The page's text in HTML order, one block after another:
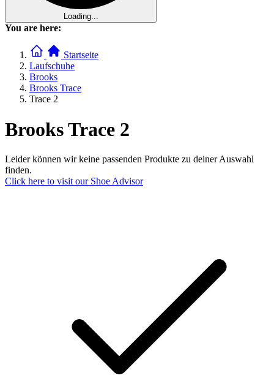
Loading...
You are here:
Startseite
Laufschuhe
Brooks
Brooks Trace
Trace 2
Brooks Trace 2
Leider können wir keine passenden Produkte zu deiner Auswahl
finden.
Click here to visit our Shoe Advisor